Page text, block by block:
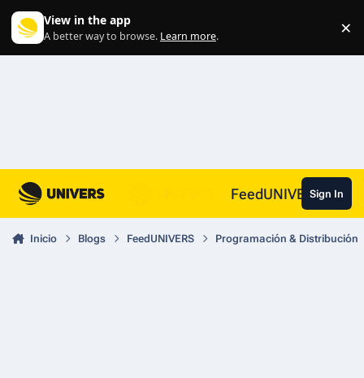
View in the app
A better way to browse. Learn more. ×
FeedUNIVERSSign In
Inicio Blogs FeedUNIVERS Programación & Distribución